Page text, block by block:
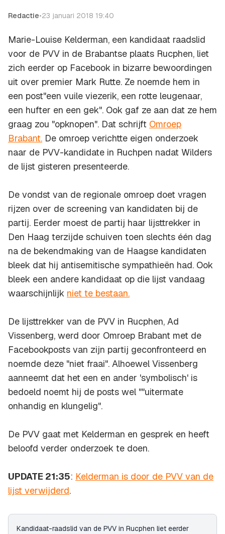
Redactie•23 januari 2018 19:40
Marie-Louise Kelderman, een kandidaat raadslid
voor de PVV in de Brabantse plaats Rucphen, liet
zich eerder op Facebook in bizarre bewoordingen
uit over premier Mark Rutte. Ze noemde hem in
een post"een vuile viezerik, een rotte leugenaar,
een hufter en een gek". Ook gaf ze aan dat ze hem
graag zou "opknopen". Dat schrijft Omroep
Brabant. De omroep verichtte eigen onderzoek
naar de PVV-kandidate in Ruchpen nadat Wilders
de lijst gisteren presenteerde.
De vondst van de regionale omroep doet vragen
rijzen over de screening van kandidaten bij de
partij. Eerder moest de partij haar lijsttrekker in
Den Haag terzijde schuiven toen slechts één dag
na de bekendmaking van de Haagse kandidaten
bleek dat hij antisemitische sympathieën had. Ook
bleek een andere kandidaat op die lijst vandaag
waarschijnlijk niet te bestaan.
De lijsttrekker van de PVV in Rucphen, Ad
Vissenberg, werd door Omroep Brabant met de
Facebookposts van zijn partij geconfronteerd en
noemde deze "niet fraai". Alhoewel Vissenberg
aanneemt dat het een en ander 'symbolisch' is
bedoeld noemt hij de posts wel ""uitermate
onhandig en klungelig".
De PVV gaat met Kelderman en gesprek en heeft
beloofd verder onderzoek te doen.
UPDATE 21:35: Kelderman is door de PVV van de
lijst verwijderd.
Kandidaat-raadslid van de PVV in Rucphen liet eerder